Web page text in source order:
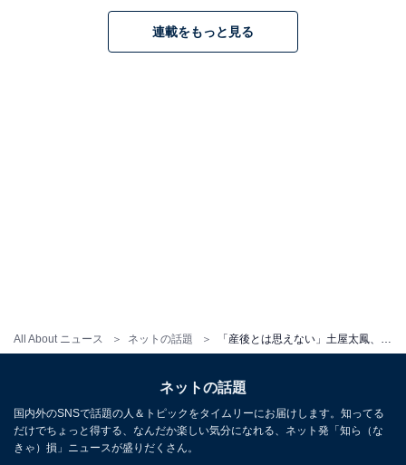
All About ニュース ネットの話題
連載をもっと見る
ネットの話題
国内外のSNSで話題の人＆トピックをタイムリーにお届けします。知ってる
だけでちょっと得する、なんだか楽しい気分になれる、ネット発「知ら（な
きゃ）損」ニュースが盛りだくさん。